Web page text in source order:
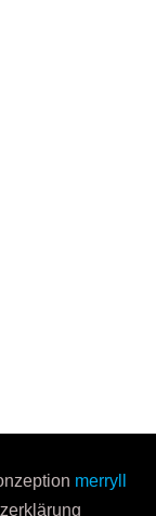
merryll